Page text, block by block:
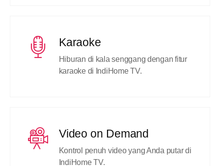
Karaoke
Hiburan di kala senggang dengan fitur
karaoke di IndiHome TV.
Video on Demand
Kontrol penuh video yang Anda putar di
IndiHome TV.